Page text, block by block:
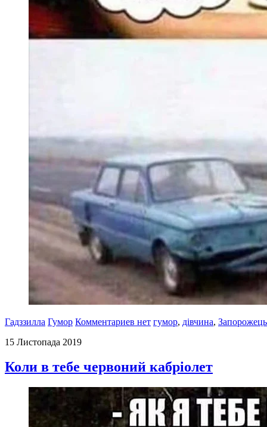
Гадззилла Гумор Комментариев нет гумор, дівчина, Запорожець
15 Листопада 2019
Коли в тебе червоний кабріолет